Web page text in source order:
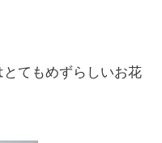
てもめずらしいお花